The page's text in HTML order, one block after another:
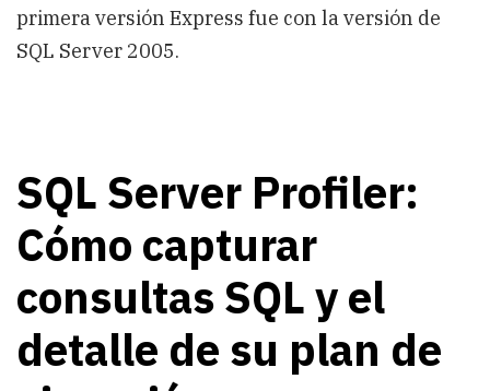
primera versión Express fue con la versión de
SQL Server 2005.
SQL Server Profiler:
Cómo capturar
consultas SQL y el
detalle de su plan de